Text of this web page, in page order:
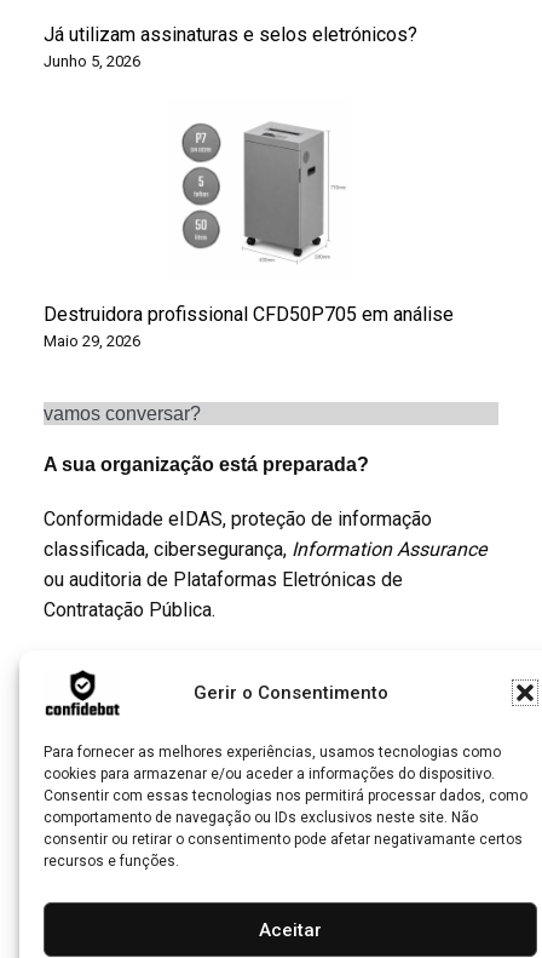
Gerir o Consentimento
Para fornecer as melhores experiências, usamos tecnologias como
cookies para armazenar e/ou aceder a informações do dispositivo.
Consentir com essas tecnologias nos permitirá processar dados, como
comportamento de navegação ou IDs exclusivos neste site. Não
consentir ou retirar o consentimento pode afetar negativamante certos
recursos e funções.
Aceitar
Já utilizam assinaturas e selos eletrónicos?
Junho 5, 2026
Destruidora profissional CFD50P705 em análise
Maio 29, 2026
vamos conversar?
A sua organização está preparada?
Conformidade eIDAS, proteção de informação
classificada, cibersegurança, Information Assurance
ou auditoria de Plataformas Eletrónicas de
Contratação Pública.
compromisso, para avaliar as necessidades da sua
Agende uma breve conversa exploratória
© 2026 - CONFIDEBAT